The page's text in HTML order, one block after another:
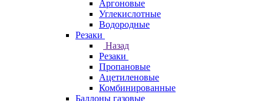
Аргоновые
Углекислотные
Водородные
Резаки
Назад
Резаки
Пропановые
Ацетиленовые
Комбинированные
Баллоны газовые